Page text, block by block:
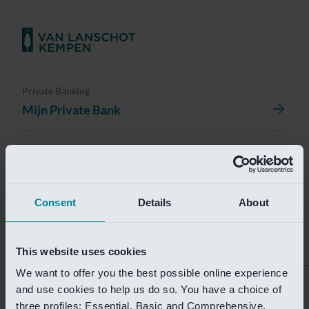
Consent Details About
This website uses cookies
We want to offer you the best possible online experience
and use cookies to help us do so. You have a choice of
three profiles: Essential, Basic and Comprehensive.
Private Banking
Mijn Private Bank
Investment Banking
Van Lanschot Kempen Research
Helaas is deze pagina